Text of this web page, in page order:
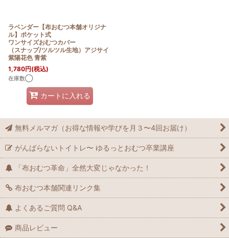
ラベンダー【布おむつ本舗オリジナ
ル】ポケット式
ワンサイズおむつカバー
（スナップ/ツルツル生地）アジサイ
紫陽花色 青紫
1,780円(税込)
在庫数◯
カートに入れる
無料メルマガ（お得な情報や学びを月３〜4回お届け）
がんばらないトイトレ〜 ゆるっとおむつ卒業講座
「布おむつ革命」全然大変じゃなかった！
布おむつ本舗関連リンク集
よくあるご質問 Q&A
商品レビュー